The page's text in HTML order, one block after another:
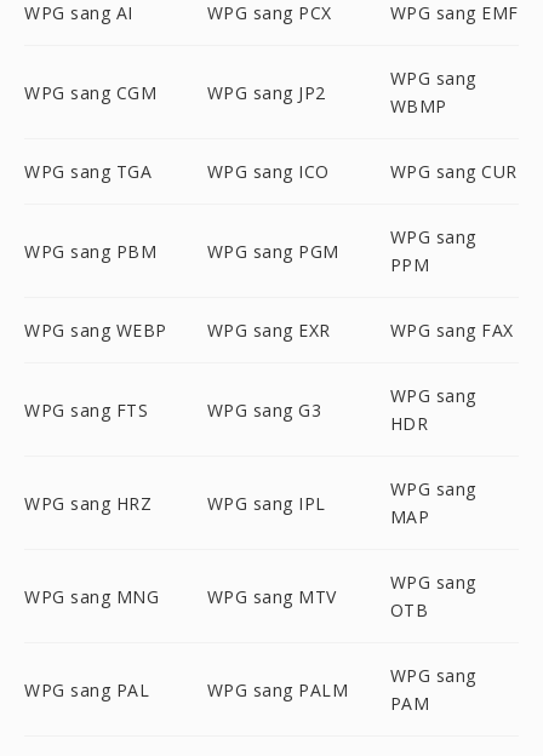
WPG sang AI WPG sang PCX WPG sang EMF
WPG sang CGM WPG sang JP2
WPG sang
WBMP
WPG sang TGA WPG sang ICO WPG sang CUR
WPG sang PBM WPG sang PGM
WPG sang
PPM
WPG sang WEBP WPG sang EXR WPG sang FAX
WPG sang FTS WPG sang G3
WPG sang
HDR
WPG sang HRZ WPG sang IPL
WPG sang
MAP
WPG sang MNG WPG sang MTV
WPG sang
OTB
WPG sang PAL WPG sang PALM
WPG sang
PAM